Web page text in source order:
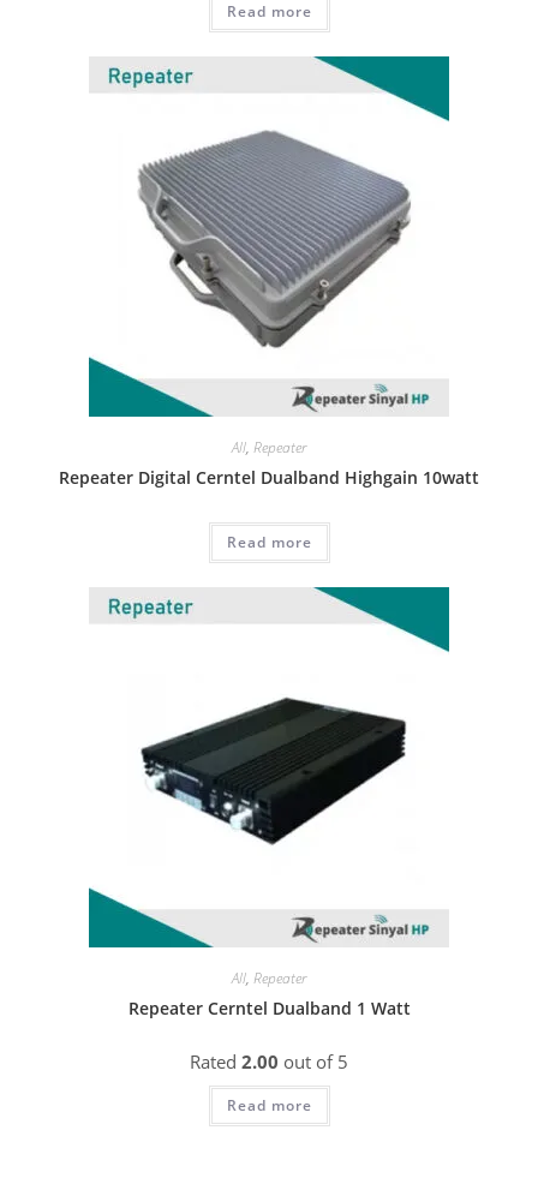
Read more
All, Repeater
Repeater Digital Cerntel Dualband Highgain 10watt
Read more
All, Repeater
Repeater Cerntel Dualband 1 Watt
Rated 2.00 out of 5
Read more